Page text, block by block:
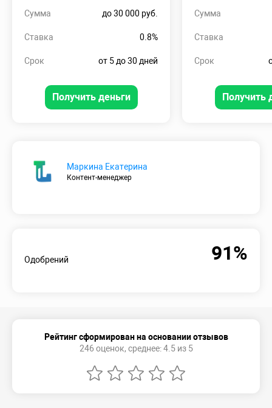
Сумма до 30 000 руб.
Ставка 0.8%
Срок от 5 до 30 дней
Получить деньги
Сумма
Ставка
Срок
Получить
Маркина Екатерина
Контент-менеджер
Одобрений 91%
Рейтинг сформирован на основании отзывов
246 оценок, среднее: 4.5 из 5